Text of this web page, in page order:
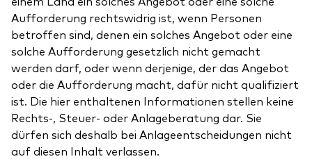
Aufforderung rechtswidrig ist, wenn Personen
betroffen sind, denen ein solches Angebot oder eine
solche Aufforderung gesetzlich nicht gemacht
werden darf, oder wenn derjenige, der das Angebot
oder die Aufforderung macht, dafür nicht qualifiziert
ist. Die hier enthaltenen Informationen stellen keine
Rechts-, Steuer- oder Anlageberatung dar. Sie
dürfen sich deshalb bei Anlageentscheidungen nicht
auf diesen Inhalt verlassen.